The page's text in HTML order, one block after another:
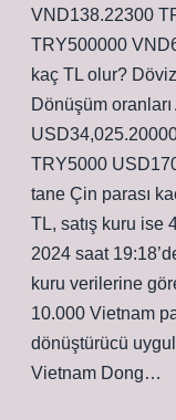
VND138.22300
TRY500000
kaç TL olur?
Dönüşüm
TRY5000
tane Çin parası
TL, satış kuru ise
2024 saat
kuru verilerine
10.000 Vietnam
dönüştürücü
Vietnam Dong…